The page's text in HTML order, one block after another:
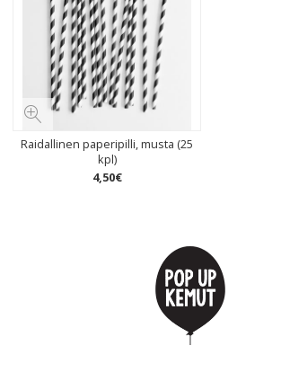
Raidallinen paperipilli, musta (25
kpl)
4,50€